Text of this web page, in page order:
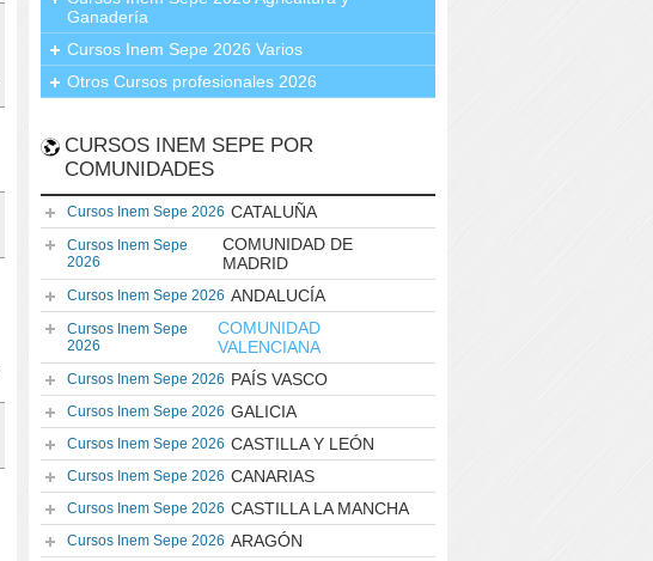
Ganadería
Cursos Inem Sepe 2026 Varios
Otros Cursos profesionales 2026
CURSOS INEM SEPE POR
COMUNIDADES
Cursos Inem Sepe 2026 CATALUÑA
Cursos Inem Sepe
2026
COMUNIDAD DE
MADRID
Cursos Inem Sepe 2026 ANDALUCÍA
Cursos Inem Sepe
2026
COMUNIDAD
VALENCIANA
Cursos Inem Sepe 2026 PAÍS VASCO
Cursos Inem Sepe 2026 GALICIA
Cursos Inem Sepe 2026 CASTILLA Y LEÓN
Cursos Inem Sepe 2026 CANARIAS
Cursos Inem Sepe 2026 CASTILLA LA MANCHA
Cursos Inem Sepe 2026 ARAGÓN